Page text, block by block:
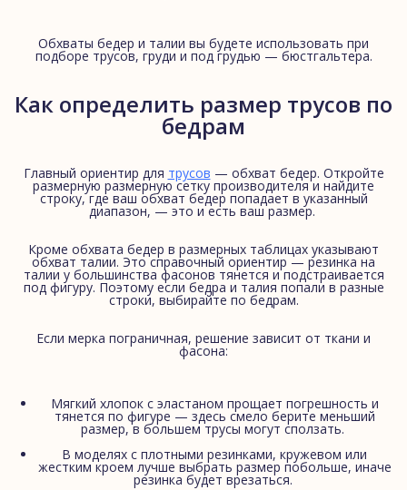
Обхваты бедер и талии вы будете использовать при
подборе трусов, груди и под грудью — бюстгальтера.
Как определить размер трусов по
бедрам
Главный ориентир для трусов — обхват бедер. Откройте
размерную размерную сетку производителя и найдите
строку, где ваш обхват бедер попадает в указанный
диапазон, — это и есть ваш размер.
Кроме обхвата бедер в размерных таблицах указывают
обхват талии. Это справочный ориентир — резинка на
талии у большинства фасонов тянется и подстраивается
под фигуру. Поэтому если бедра и талия попали в разные
строки, выбирайте по бедрам.
Если мерка пограничная, решение зависит от ткани и
фасона:
Мягкий хлопок с эластаном прощает погрешность и
тянется по фигуре — здесь смело берите меньший
размер, в большем трусы могут сползать.
В моделях с плотными резинками, кружевом или
жестким кроем лучше выбрать размер побольше, иначе
резинка будет врезаться.